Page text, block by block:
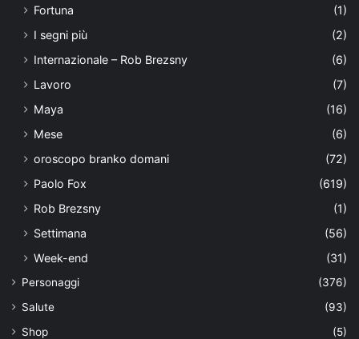
Fortuna
(1)
I segni più
(2)
Internazionale – Rob Brezsny
(6)
Lavoro
(7)
Maya
(16)
Mese
(6)
oroscopo branko domani
(72)
Paolo Fox
(619)
Rob Brezsny
(1)
Settimana
(56)
Week-end
(31)
Personaggi
(376)
Salute
(93)
Shop
(5)